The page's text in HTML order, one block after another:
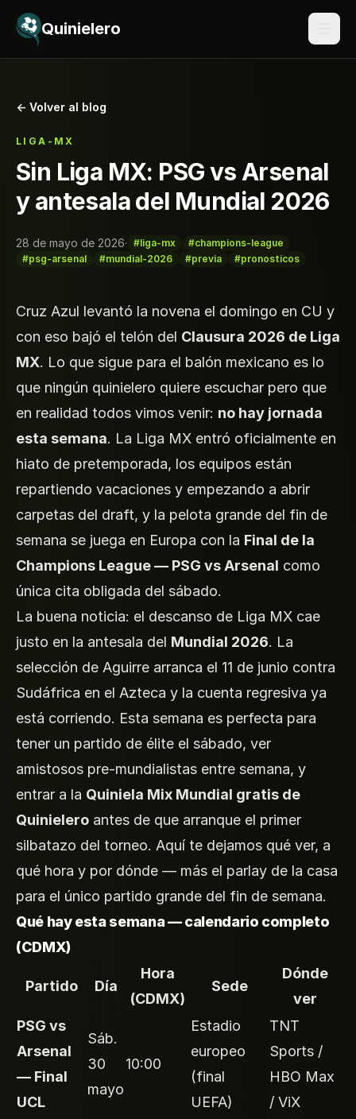
Saltar al contenido
Quinielero
← Volver al blog
LIGA-MX
Sin Liga MX: PSG vs Arsenal
y antesala del Mundial 2026
28 de mayo de 2026· #liga-mx
#champions-league
#psg-arsenal
#mundial-2026 #previa #pronosticos
Cruz Azul levantó la novena el domingo en CU y
con eso bajó el telón del Clausura 2026 de Liga
MX. Lo que sigue para el balón mexicano es lo
que ningún quinielero quiere escuchar pero que
en realidad todos vimos venir: no hay jornada
esta semana. La Liga MX entró oficialmente en
hiato de pretemporada, los equipos están
repartiendo vacaciones y empezando a abrir
carpetas del draft, y la pelota grande del fin de
semana se juega en Europa con la Final de la
Champions League — PSG vs Arsenal como
única cita obligada del sábado.
La buena noticia: el descanso de Liga MX cae
justo en la antesala del Mundial 2026. La
selección de Aguirre arranca el 11 de junio contra
Sudáfrica en el Azteca y la cuenta regresiva ya
está corriendo. Esta semana es perfecta para
tener un partido de élite el sábado, ver
amistosos pre-mundialistas entre semana, y
entrar a la Quiniela Mix Mundial gratis de
Quinielero antes de que arranque el primer
silbatazo del torneo. Aquí te dejamos qué ver, a
qué hora y por dónde — más el parlay de la casa
para el único partido grande del fin de semana.
Qué hay esta semana — calendario completo
(CDMX)
Partido Día
Hora
(CDMX)
Sede
Dónde
ver
PSG vs
Arsenal
— Final
UCL
Sáb.
30
mayo
10:00
Estadio
europeo
(final
UEFA)
TNT
Sports /
HBO Max
/ ViX